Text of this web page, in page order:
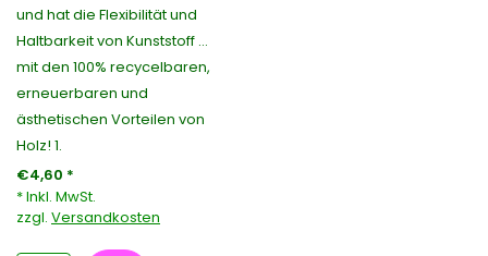
und hat die Flexibilität und
Haltbarkeit von Kunststoff ...
mit den 100% recycelbaren,
erneuerbaren und
ästhetischen Vorteilen von
Holz! 1.
€4,60 *
* Inkl. MwSt.
zzgl. Versandkosten